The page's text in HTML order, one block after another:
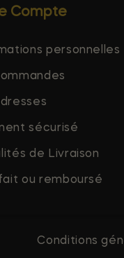
Compte
personnelles
sécurisé
de Livraison
ou remboursé
Conditions